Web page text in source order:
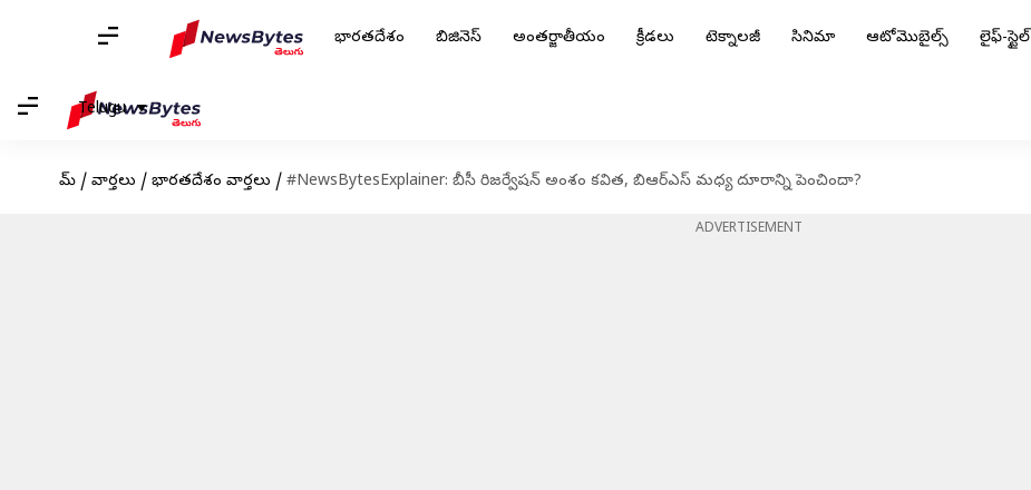
భారతదేశం బిజినెస్ అంతర్జాతీయం క్రీడలు టెక్నాలజీ సినిమా ఆటోమొబైల్స్ లైఫ్-స్టైల్
Telugu
హోమ్ / వార్తలు / భారతదేశం వార్తలు / #NewsBytesExplainer: బీసీ రిజర్వేషన్ అంశం కవిత, బిఆర్ఎస్ మధ్య దూరాన్ని పెంచిందా?
ADVERTISEMENT